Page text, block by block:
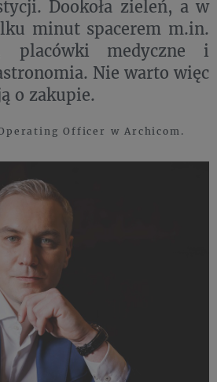
Dookoła zieleń, a w
minut spacerem m.in.
placówki medyczne i
Nie warto więc
o zakupie.
Officer w Archicom.